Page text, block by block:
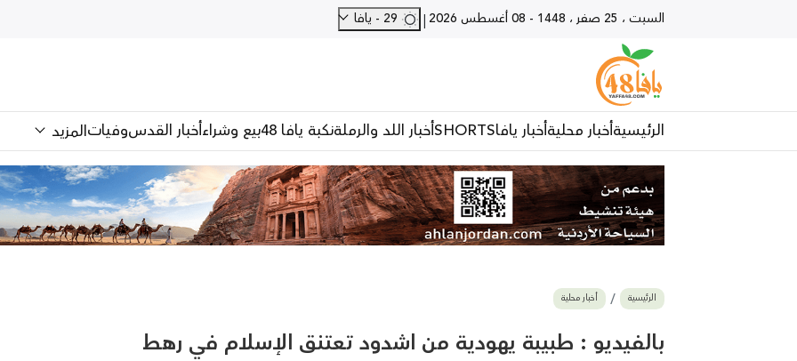
السبت ، 25 صفر ، 1448 - 08 أغسطس 2026 |
الرئيسيةأخبار محليةأخبار يافاSHORTSأخبار اللد والرملةنكبة يافا 48 بيع وشراءأخبار القدسوفياتالمزيد
الرئيسية أخبار محلية
بالفيديو : طبيبة يهودية من اشدود تعتنق الإسلام في رهط